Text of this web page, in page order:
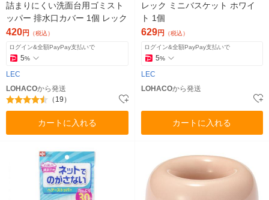
詰まりにくい洗面台用ゴミスト
ッパー 排水口カバー 1個 レック
420円 （税込）
ログイン&全額PayPay支払いで
5%
LEC
LOHACOから発送
（19）
カートに入れる
レック ミニバスケット ホワイ
ト 1個
629円 （税込）
ログイン&全額PayPay支払いで
5%
LEC
LOHACOから発送
カートに入れる